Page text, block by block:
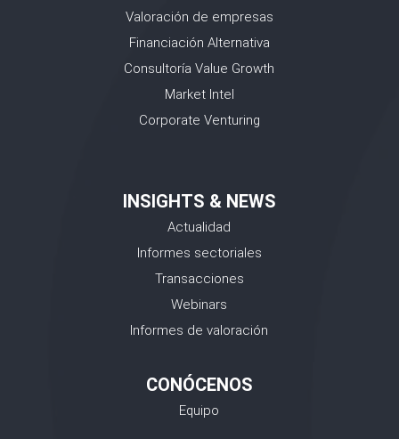
Valoración de empresas
Financiación Alternativa
Consultoría Value Growth
Market Intel
Corporate Venturing
INSIGHTS & NEWS
Actualidad
Informes sectoriales
Transacciones
Webinars
Informes de valoración
CONÓCENOS
Equipo